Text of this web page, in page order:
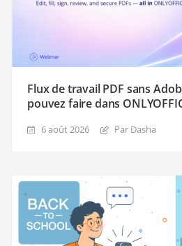
Flux de travail PDF sans
pouvez faire dans
6 août 2026 Par Dasha